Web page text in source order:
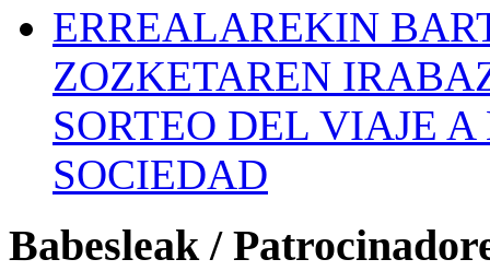
ERREALAREKIN
ZOZKETAREN
SORTEO DEL VIAJE
SOCIEDAD
Babesleak /